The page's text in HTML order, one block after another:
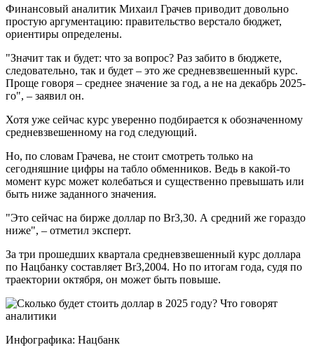
Финансовый аналитик Михаил Грачев приводит довольно
простую аргументацию: правительство верстало бюджет,
ориентиры определены.
"Значит так и будет: что за вопрос? Раз забито в бюджете,
следовательно, так и будет – это же средневзвешенный курс.
Проще говоря – среднее значение за год, а не на декабрь 2025-
го", – заявил он.
Хотя уже сейчас курс уверенно подбирается к обозначенному
средневзвешенному на год следующий.
Но, по словам Грачева, не стоит смотреть только на
сегодняшние цифры на табло обменников. Ведь в какой-то
момент курс может колебаться и существенно превышать или
быть ниже заданного значения.
"Это сейчас на бирже доллар по Br3,30. А средний же гораздо
ниже", – отметил эксперт.
За три прошедших квартала средневзвешенный курс доллара
по Нацбанку составляет Br3,2004. Но по итогам года, судя по
траектории октября, он может быть повыше.
Инфографика: Нацбанк